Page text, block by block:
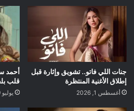
جنات اللي فاتو.. تشويق وإثارة قبل
إطلاق الأغنية المنتظرة
أغسطس 1, 2026
أحمد
قلب
يوليو 29, 2026